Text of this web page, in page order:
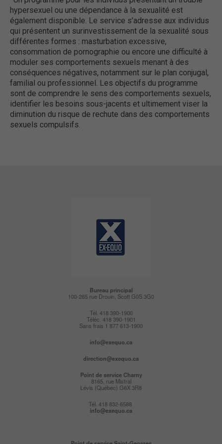
hypersexuel ou une dépendance à la sexualité est
également disponible. Le service s’adresse aux individus
qui présentent un surinvestissement de la sexualité sous
différentes formes : masturbation excessive,
consommation de pornographie ou encore une difficulté à
moduler ses comportements sexuels menant à des
conséquences négatives, notamment sur le plan conjugal,
familial ou professionnel. Les objectifs du programme
sont de comprendre le sens des comportements sexuels,
identifier les besoins sous-jacents et ultimement viser la
diminution du risque de rechute dans des comportements
sexuels compulsifs.
Bureau principal
100-265 rue Drouin, Scott G0S 3G0
Tél. 418 390-1900
Téléc. 418 390-1901
Sans frais 1 877 613-1900
info@exequo.ca
direction@exequo.ca
Point de service Charny
8165, rue Mistral
Lévis (Québec) G6X 3R8
Tél. 418 832-6588
info@exequo.ca